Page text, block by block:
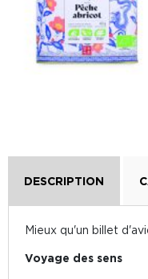
DESCRIPTION
Mieux qu'un billet
Voyage des sens